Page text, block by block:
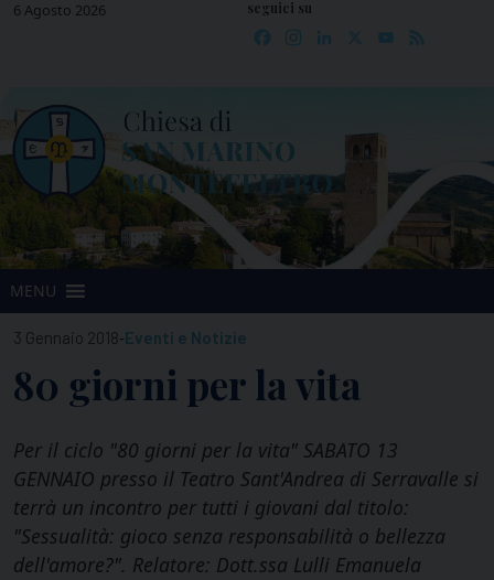
Skip6 Agosto 2026 seguici su
Facebook
Instagram
LinkedIn YouTube
MENU
3 Gennaio 2018-Eventi e Notizie
80 giorni per la vita
Per il ciclo "80 giorni per la vita" SABATO 13
GENNAIO presso il Teatro Sant'Andrea di Serravalle si
terrà un incontro per tutti i giovani dal titolo:
"Sessualità: gioco senza responsabilità o bellezza
dell'amore?". Relatore: Dott.ssa Lulli Emanuela